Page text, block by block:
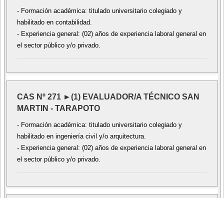
- Formación académica: titulado universitario colegiado y
habilitado en contabilidad.
- Experiencia general: (02) años de experiencia laboral general en
el sector público y/o privado.
CAS Nº 271 ►(1) EVALUADOR/A TÉCNICO SAN
MARTIN - TARAPOTO
- Formación académica: titulado universitario colegiado y
habilitado en ingeniería civil y/o arquitectura.
- Experiencia general: (02) años de experiencia laboral general en
el sector público y/o privado.